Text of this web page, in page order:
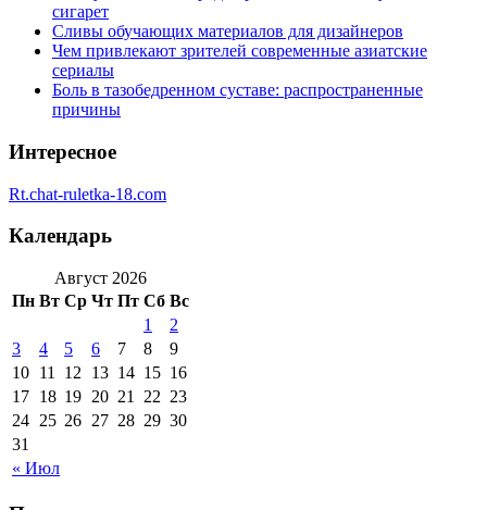
сигарет
Сливы обучающих материалов для дизайнеров
Чем привлекают зрителей современные азиатские
сериалы
Боль в тазобедренном суставе: распространенные
причины
Интересное
Rt.chat-ruletka-18.com
Календарь
Август 2026
Пн Вт Ср Чт Пт Сб Вс
« Июл
1
2
3
4 5 6 7 8
9
10 11 12 13 14 15 16
17 18 19 20 21 22 23
24 25 26 27 28 29 30
31